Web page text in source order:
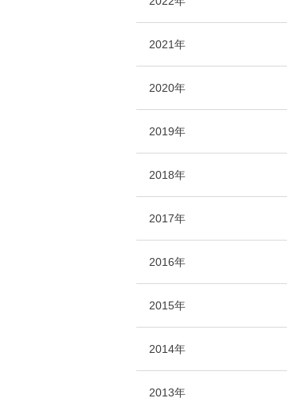
2021年
2020年
2019年
2018年
2017年
2016年
2015年
2014年
2013年